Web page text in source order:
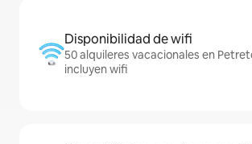
Disponibilidad de wifi
50 alquileres vacacionales en
incluyen wifi